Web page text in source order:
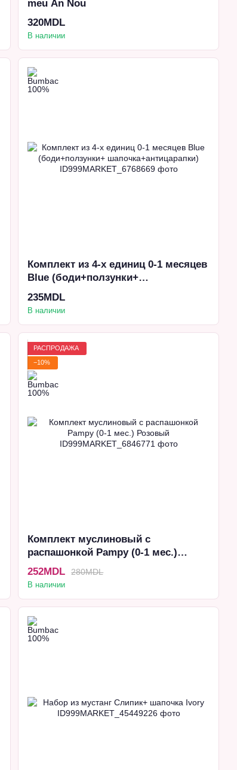
meu An Nou
320MDL
В наличии
Комплект из 4-х единиц 0-1 месяцев
Blue (боди+ползунки+
шапочка+антицарапки)
235MDL
В наличии
РАСПРОДАЖА
−10%
Комплект муслиновый с
распашонкой Pampy (0-1 мес.)
Розовый
280MDL
252MDL
В наличии